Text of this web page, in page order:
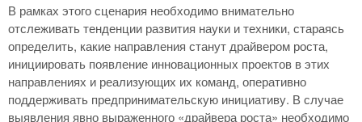
В рамках этого сценария необходимо внимательно
отслеживать тенденции развития науки и техники, стараясь
определить, какие направления станут драйвером роста,
инициировать появление инновационных проектов в этих
направлениях и реализующих их команд, оперативно
поддерживать предпринимательскую инициативу. В случае
выявления явно выраженного «драйвера роста» необходимо